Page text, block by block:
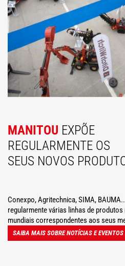
MANITOU EXPÕE
REGULARMENTE OS
SEUS NOVOS
Conexpo, Agritechnica, SIMA,
regularmente várias linhas de
mundiais correspondentes aos seus
SAIBA MAIS SOBRE NOTÍCIAS E